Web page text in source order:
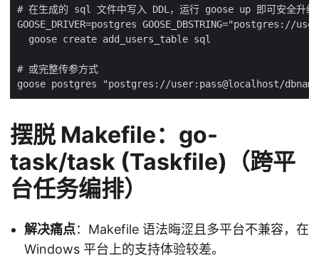
摆脱 Makefile：go-
task/task (Taskfile)（跨平
台任务编排）
解决痛点：Makefile 语法晦涩且多平台不兼容，在
Windows 平台上的支持体验较差。